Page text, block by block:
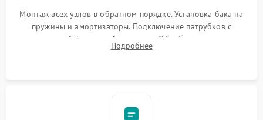
Монтаж всех узлов в обратном порядке. Установка бака на
пружины и амортизаторы. Подключение патрубков с
надежной фиксацией хомутами. Обработка стыков
герметиком для предотвращения возможных протечек воды.
Подробнее